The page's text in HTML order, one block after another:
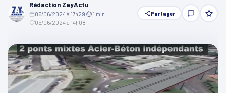
Rédaction ZayActu
05/06/2024 à 17h29 ⏱ 1 min
05/06/2024 à 14h08
Partager